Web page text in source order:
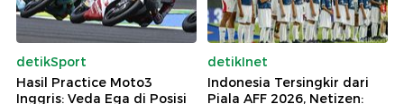
detikSport
Hasil Practice Moto3
Inggris: Veda Ega di Posisi
detikInet
Indonesia Tersingkir dari
Piala AFF 2026, Netizen: